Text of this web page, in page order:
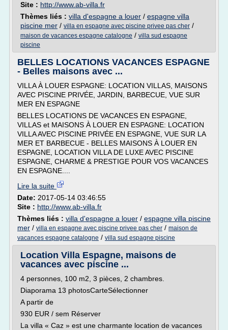
Site : http://www.ab-villa.fr
Thèmes liés : villa d'espagne a louer / espagne villa
piscine mer / villa en espagne avec piscine privee pas cher /
maison de vacances espagne catalogne / villa sud espagne
piscine
BELLES LOCATIONS VACANCES ESPAGNE
- Belles maisons avec ...
VILLA À LOUER ESPAGNE: LOCATION VILLAS, MAISONS
AVEC PISCINE PRIVÉE, JARDIN, BARBECUE, VUE SUR
MER EN ESPAGNE
BELLES LOCATIONS DE VACANCES EN ESPAGNE,
VILLAS et MAISONS À LOUER EN ESPAGNE: LOCATION
VILLA AVEC PISCINE PRIVÉE EN ESPAGNE, VUE SUR LA
MER ET BARBECUE - BELLES MAISONS À LOUER EN
ESPAGNE, LOCATION VILLA DE LUXE AVEC PISCINE
ESPAGNE, CHARME & PRESTIGE POUR VOS VACANCES
EN ESPAGNE....
Lire la suite
Date: 2017-05-14 03:46:55
Site : http://www.ab-villa.fr
Thèmes liés : villa d'espagne a louer / espagne villa piscine
mer / villa en espagne avec piscine privee pas cher / maison de
vacances espagne catalogne / villa sud espagne piscine
Location Villa Espagne, maisons de
vacances avec piscine ...
4 personnes, 100 m2, 3 pièces, 2 chambres.
Diaporama 13 photosCarteSélectionner
A partir de
930 EUR / sem Réserver
La villa « Caz » est une charmante location de vacances